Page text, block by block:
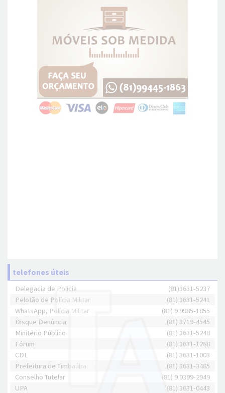
telefones úteis
Delegacia de Polícia
(81)3631-5237
Pelotão de Polícia Militar
(81) 3631-5241
WhatsApp, Polícia Militar
(81) 9 9985-1855
Disque Denúncia
(81) 3719-4545
Minitério Público
(81) 3631-5248
Fórum
(81) 3631-1288
CDL
(81) 3631-1003
Prefeitura de Timbaúba
(81) 3631-3485
Conselho Tutelar
(81) 9 9399-2949
UPA
(81) 3631-0443